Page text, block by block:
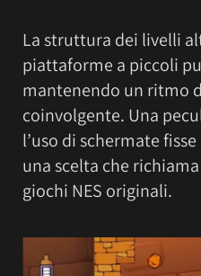
La struttura dei livelli
piattaforme a piccoli
mantenendo un ritmo
coinvolgente. Una
l’uso di schermate
una scelta che
giochi NES originali.